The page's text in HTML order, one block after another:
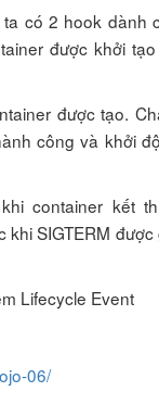
có 2 hook dành
được khởi
được tạo.
công và khởi
container kết
khi SIGTERM được
Lifecycle Event
06/